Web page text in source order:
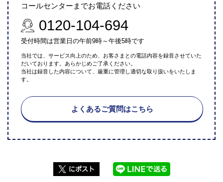
コールセンターまでお電話ください
0120-104-694
受付時間は営業日の午前9時～午後5時です
当社では、サービス向上のため、お客さまとの電話内容を録音させていた
だいております。あらかじめご了承ください。
当社は録音した内容について、厳重に管理し適切な取り扱いをいたしま
す。
よくあるご質問はこちら